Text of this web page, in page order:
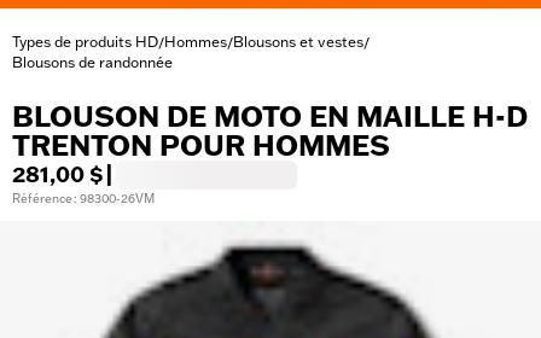
Types de produits HD/Hommes/Blousons et vestes/
Blousons de randonnée
BLOUSON DE MOTO EN MAILLE H-D
TRENTON POUR HOMMES
281,00 $
Référence : 98300-26VM